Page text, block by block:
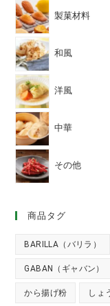
製菓材料
和風
洋風
中華
その他
商品タグ
BARILLA（バリラ）
GABAN（ギャバン）
から揚げ粉 しょ